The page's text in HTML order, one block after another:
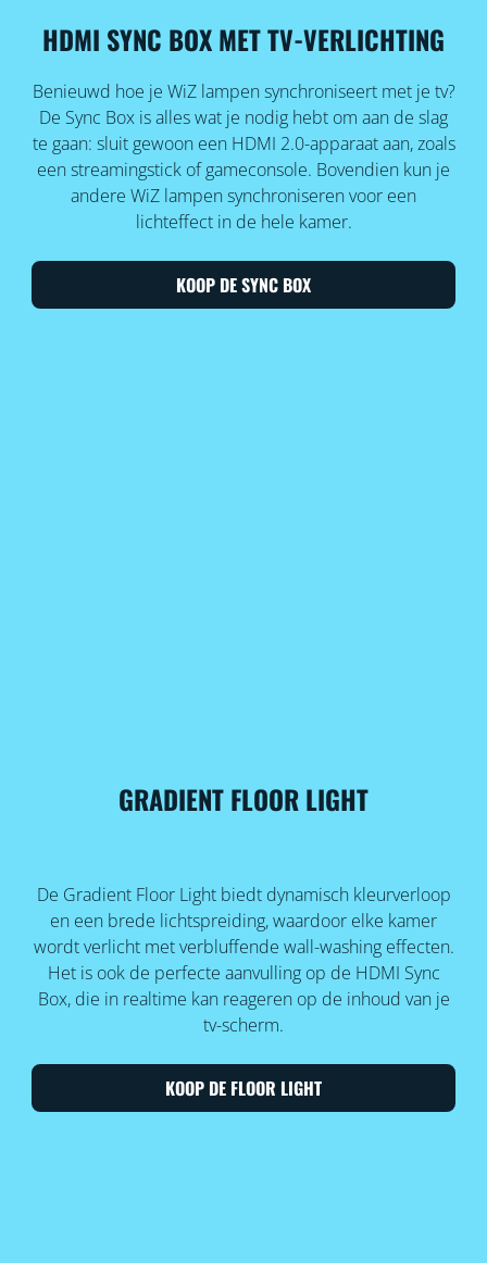
HDMI SYNC BOX MET TV-VERLICHTING
Benieuwd hoe je WiZ lampen synchroniseert met je tv?
De Sync Box is alles wat je nodig hebt om aan de slag
te gaan: sluit gewoon een HDMI 2.0-apparaat aan, zoals
een streamingstick of gameconsole. Bovendien kun je
andere WiZ lampen synchroniseren voor een
lichteffect in de hele kamer.
KOOP DE SYNC BOX
GRADIENT FLOOR LIGHT
De Gradient Floor Light biedt dynamisch kleurverloop
en een brede lichtspreiding, waardoor elke kamer
wordt verlicht met verbluffende wall-washing effecten.
Het is ook de perfecte aanvulling op de HDMI Sync
Box, die in realtime kan reageren op de inhoud van je
tv-scherm.
KOOP DE FLOOR LIGHT